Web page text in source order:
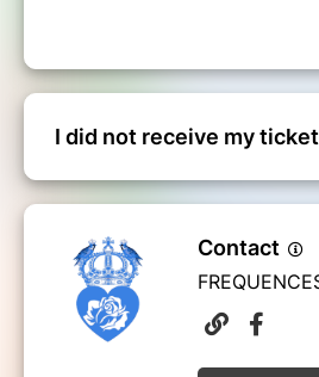
I did not receive my ticket
Contact